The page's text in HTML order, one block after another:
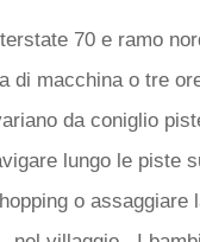
70 e ramo
di macchina o tre
da coniglio
lungo le piste
o